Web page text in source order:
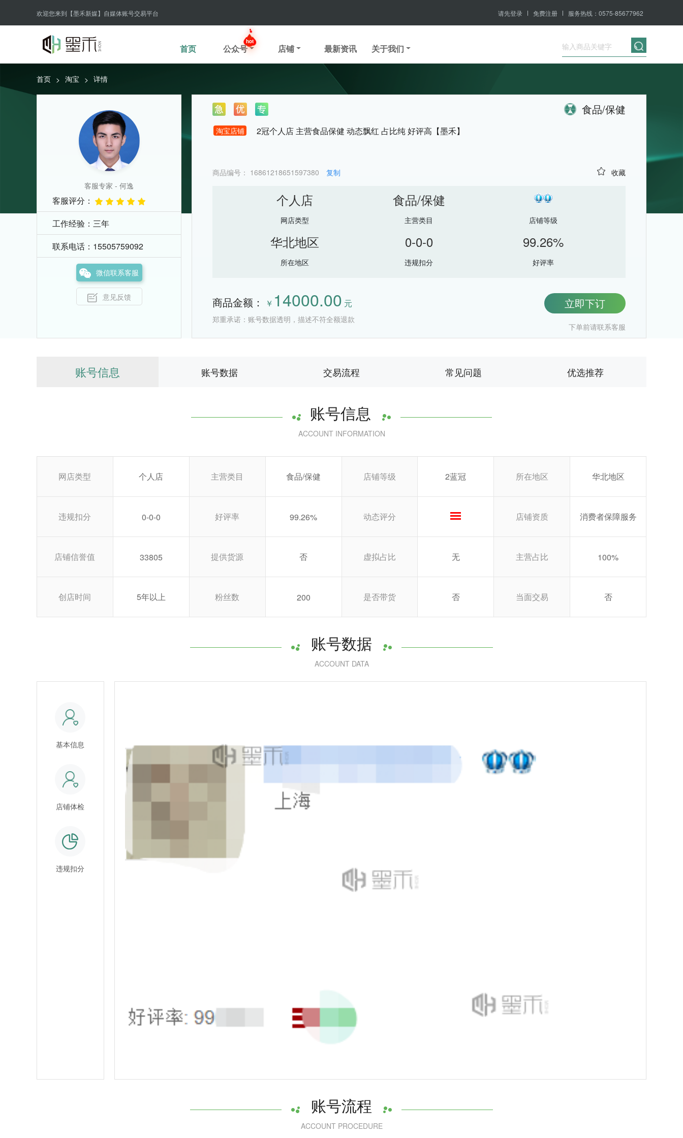
欢迎您来到【墨禾新媒】自媒体账号交易平台 请先登录 免费注册 服务热线：0575-85677962
首页
hot
公众号 店铺 最新资讯 关于我们
首页 > 淘宝 > 详情
客服专家 - 何逸
客服评分：
工作经验：三年
联系电话：15505759092
微信联系客服
意见反馈
食品/保健
淘宝店铺 2冠个人店 主营食品保健 动态飘红 占比纯 好评高【墨禾】
商品编号： 16861218651597380 复制 收藏
个人店
网店类型
食品/保健
主营类目 店铺等级
华北地区
所在地区
0-0-0
违规扣分
99.26%
好评率
商品金额： ￥ 14000.00 元
郑重承诺：账号数据透明，描述不符全额退款
立即下订
下单前请联系客服
账号信息 账号数据 交易流程 常见问题 优选推荐
账号信息
ACCOUNT INFORMATION
网店类型 个人店 主营类目 食品/保健 店铺等级 2蓝冠 所在地区 华北地区
违规扣分 0-0-0 好评率 99.26% 动态评分 店铺资质 消费者保障服务
店铺信誉值 33805 提供货源 否 虚拟占比 无 主营占比 100%
创店时间 5年以上 粉丝数 200 是否带货 否 当面交易 否
账号数据
ACCOUNT DATA
基本信息
店铺体检
违规扣分
账号流程
ACCOUNT PROCEDURE